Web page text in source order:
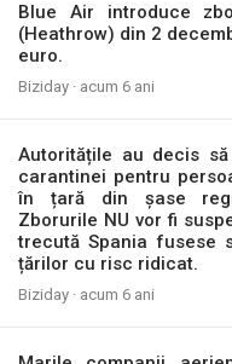
Blue Air introduce
(Heathrow) din 2
euro.
Biziday · acum 6 ani
Autoritățile au decis
carantinei pentru
în țară din șase
Zborurile NU vor fi
trecută Spania fusese
țărilor cu risc ridicat.
Biziday · acum 6 ani